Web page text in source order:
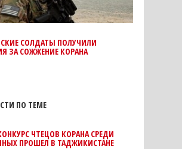
СОЛДАТЫ ПОЛУЧИЛИ
ЗА СОЖЖЕНИЕ КОРАНА
ПО ТЕМЕ
ЧТЕЦОВ КОРАНА СРЕДИ
ПРОШЕЛ В ТАДЖИКИСТАНЕ